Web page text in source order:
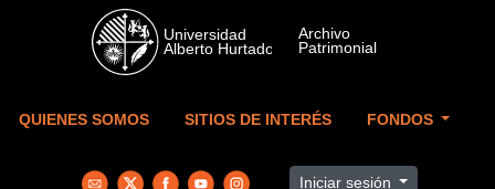
Skip to main content
QUIENES SOMOS SITIOS DE INTERÉS FONDOS
Iniciar sesión